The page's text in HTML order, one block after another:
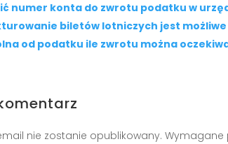
numer konta do zwrotu podatku w
biletów lotniczych jest
od podatku ile zwrotu można
nie zostanie opublikowany. Wymagane